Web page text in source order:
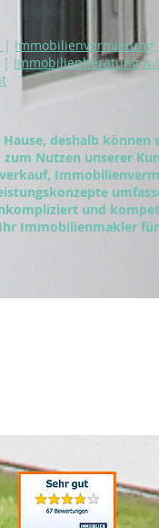
| Immobilienvermietung
| Immobilienberatung &
deshalb
Nutzen unserer
und
Immobilienmakler